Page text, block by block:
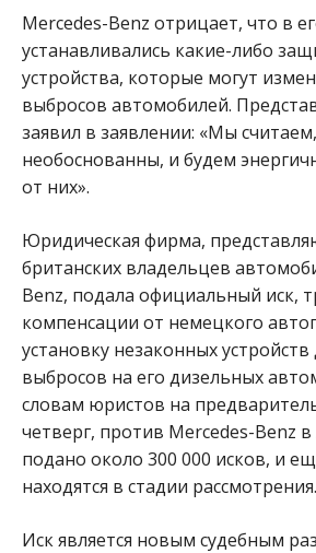
Mercedes-Benz отрицает, что в
устанавливались какие-либо
устройства, которые могут
выбросов автомобилей.
заявил в заявлении: «Мы
необоснованны, и будем
от них».
Юридическая фирма,
британских владельцев
Benz, подала официальный иск,
компенсации от немецкого
установку незаконных
выбросов на его дизельных
словам юристов на
четверг, против Mercedes-Benz
подано около 300 000 исков, и
находятся в стадии рассмотрения.
Иск является новым судебным